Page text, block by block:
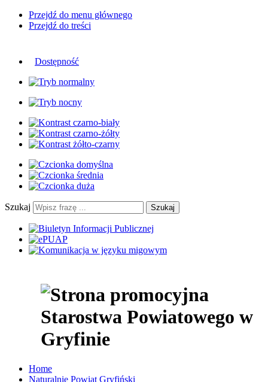
Przejdź do menu głównego
Przejdź do treści
Dostępność
Szukaj Szukaj
Home
Naturalnie Powiat Gryfiński